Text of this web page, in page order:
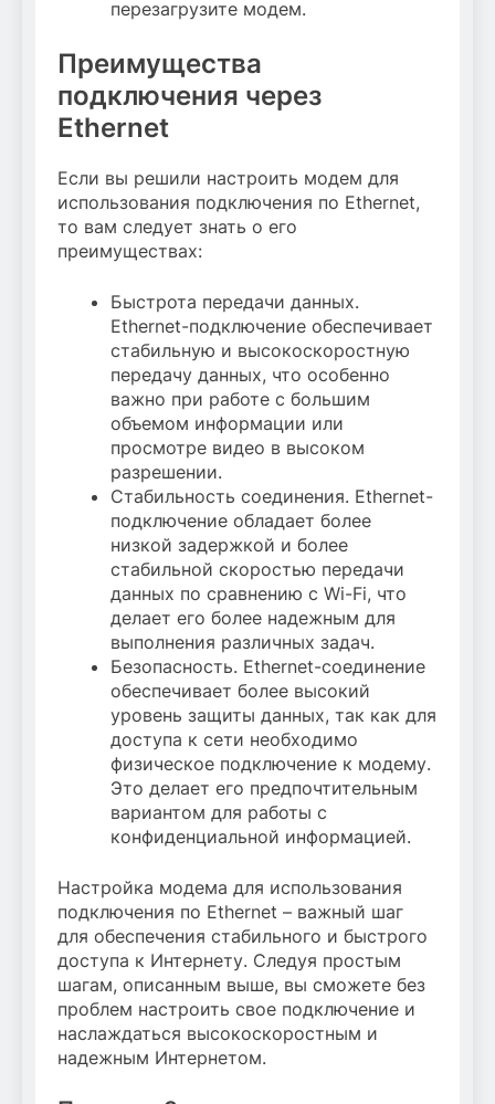
перезагрузите модем.
Преимущества
подключения через
Ethernet
Если вы решили настроить модем для
использования подключения по Ethernet,
то вам следует знать о его
преимуществах:
Быстрота передачи данных.
Ethernet-подключение обеспечивает
стабильную и высокоскоростную
передачу данных, что особенно
важно при работе с большим
объемом информации или
просмотре видео в высоком
разрешении.
Стабильность соединения. Ethernet-
подключение обладает более
низкой задержкой и более
стабильной скоростью передачи
данных по сравнению с Wi-Fi, что
делает его более надежным для
выполнения различных задач.
Безопасность. Ethernet-соединение
обеспечивает более высокий
уровень защиты данных, так как для
доступа к сети необходимо
физическое подключение к модему.
Это делает его предпочтительным
вариантом для работы с
конфиденциальной информацией.
Настройка модема для использования
подключения по Ethernet – важный шаг
для обеспечения стабильного и быстрого
доступа к Интернету. Следуя простым
шагам, описанным выше, вы сможете без
проблем настроить свое подключение и
наслаждаться высокоскоростным и
надежным Интернетом.